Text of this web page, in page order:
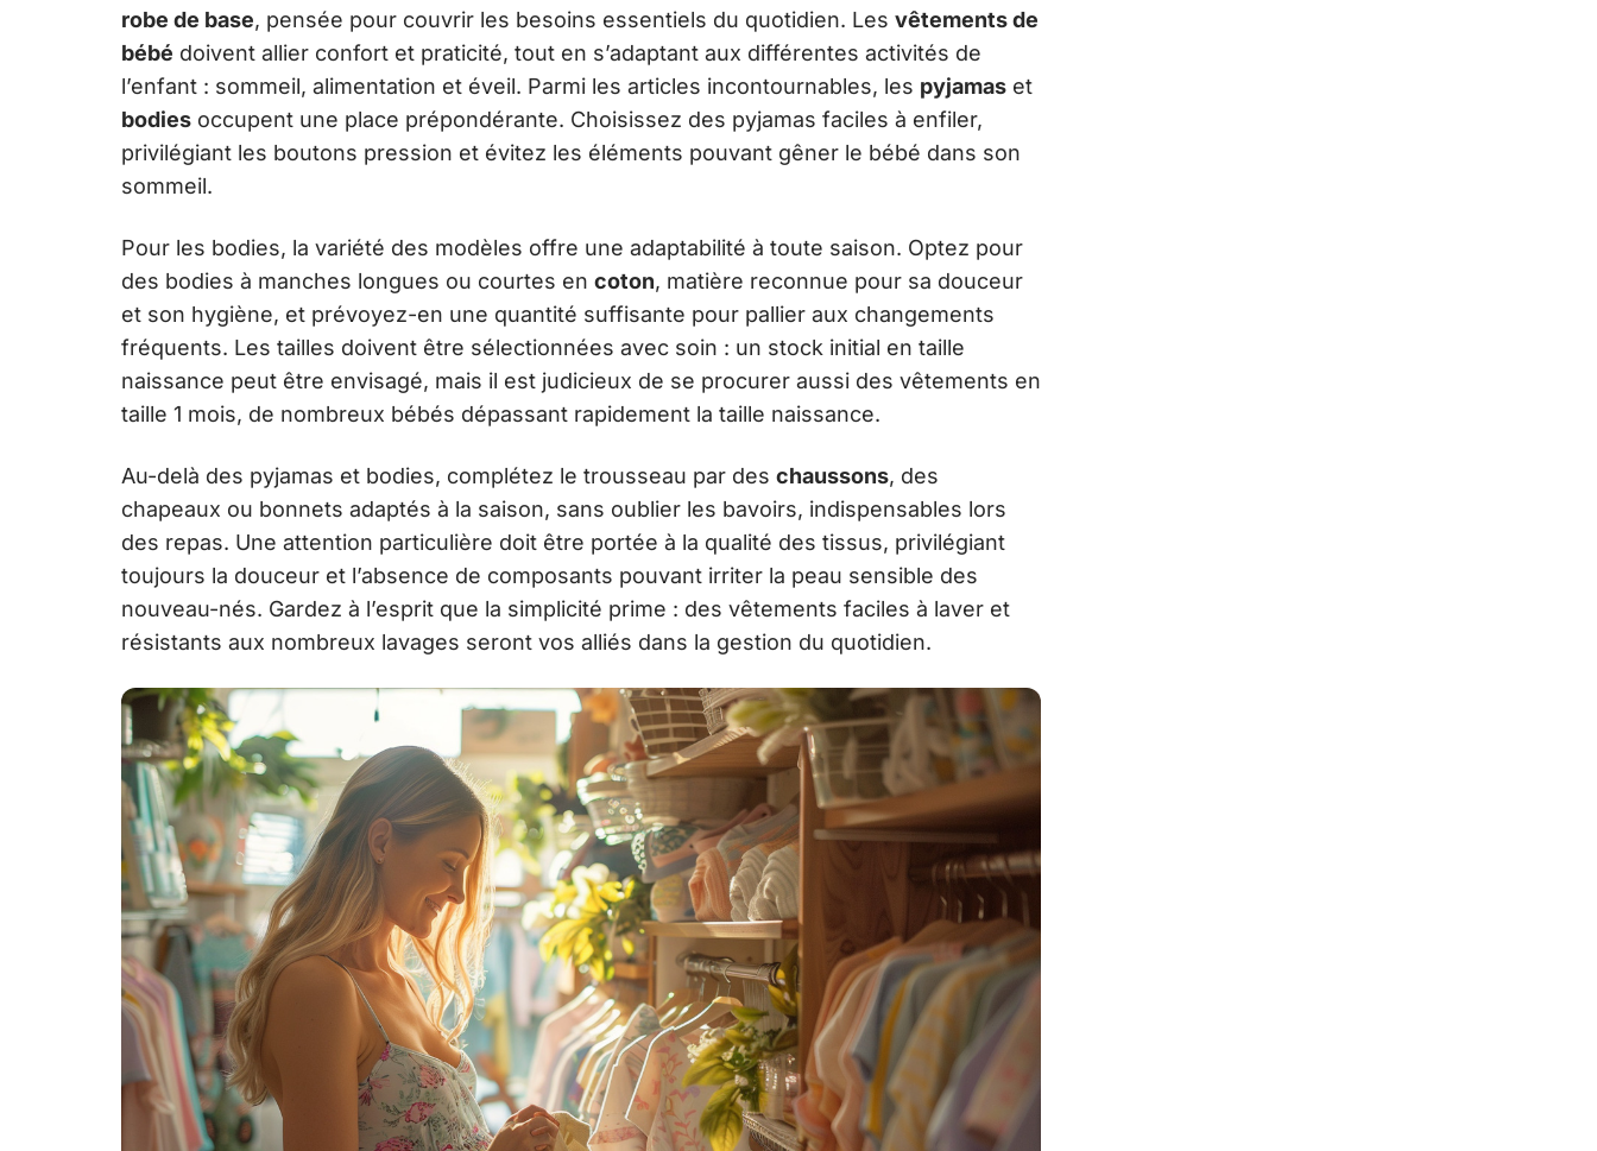
robe de base, pensée pour couvrir les besoins essentiels du quotidien. Les vêtements de
bébé doivent allier confort et praticité, tout en s’adaptant aux différentes activités de
l’enfant : sommeil, alimentation et éveil. Parmi les articles incontournables, les pyjamas et
bodies occupent une place prépondérante. Choisissez des pyjamas faciles à enfiler,
privilégiant les boutons pression et évitez les éléments pouvant gêner le bébé dans son
sommeil.
Pour les bodies, la variété des modèles offre une adaptabilité à toute saison. Optez pour
des bodies à manches longues ou courtes en coton, matière reconnue pour sa douceur
et son hygiène, et prévoyez-en une quantité suffisante pour pallier aux changements
fréquents. Les tailles doivent être sélectionnées avec soin : un stock initial en taille
naissance peut être envisagé, mais il est judicieux de se procurer aussi des vêtements en
taille 1 mois, de nombreux bébés dépassant rapidement la taille naissance.
Au-delà des pyjamas et bodies, complétez le trousseau par des chaussons, des
chapeaux ou bonnets adaptés à la saison, sans oublier les bavoirs, indispensables lors
des repas. Une attention particulière doit être portée à la qualité des tissus, privilégiant
toujours la douceur et l’absence de composants pouvant irriter la peau sensible des
nouveau-nés. Gardez à l’esprit que la simplicité prime : des vêtements faciles à laver et
résistants aux nombreux lavages seront vos alliés dans la gestion du quotidien.